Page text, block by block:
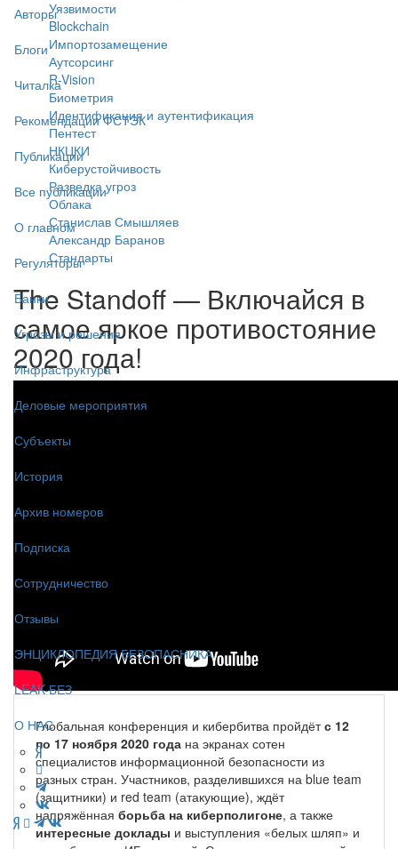
Авторы
Блоги
Читалка
Рекомендации ФСТЭК
Публикации
Все публикации
О главном
Регуляторы
Банки
Угрозы и решения
Инфраструктура
Деловые мероприятия
Субъекты
История
Архив номеров
Подписка
Сотрудничество
Отзывы
ЭНЦИКЛОПЕДИЯ БЕЗОПАСНИКА
LEAK-БЕЗ
О НАС
Уязвимости
Blockchain
Импортозамещение
Аутсорсинг
R-Vision
Биометрия
Идентификация и аутентификация
Пентест
НКЦКИ
Киберустойчивость
Разведка угроз
Облака
Станислав Смышляев
Александр Баранов
Стандарты
The Standoff — Включайся в
самое яркое противостояние
2020 года!
Глобальная конференция и кибербитва пройдётс 12
по 17 ноября 2020 года на экранах сотен
специалистов информационной безопасности из
разных стран. Участников, разделившихся на blue team
(защитники) и red team (атакующие), ждёт
напряжённая борьба на киберполигоне, а также
интересные доклады и выступления «белых шляп» и